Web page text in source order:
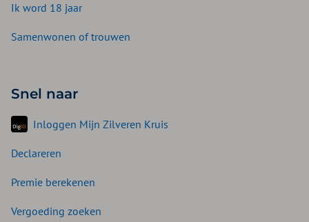
Ik word 18 jaar
Samenwonen of trouwen
Snel naar
Inloggen Mijn Zilveren Kruis
Declareren
Premie berekenen
Vergoeding zoeken